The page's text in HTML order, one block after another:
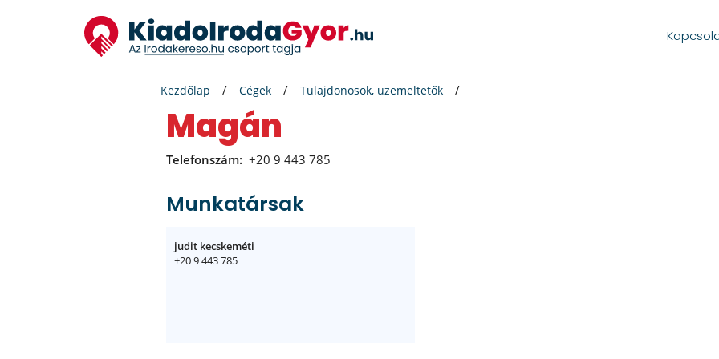
Kezdőlap Cégek Tulajdonosok, üzemeltetők
magán
Telefonszám: +20 9 443 785
Munkatársak
judit kecskeméti
+20 9 443 785